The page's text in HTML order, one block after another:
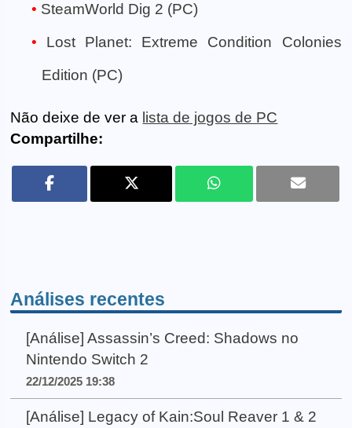
SteamWorld Dig 2 (PC)
Lost Planet: Extreme Condition Colonies
Edition (PC)
Não deixe de ver a lista de jogos de PC
Compartilhe:
Análises recentes
[Análise] Assassin’s Creed: Shadows no
Nintendo Switch 2
22/12/2025 19:38
[Análise] Legacy of Kain:Soul Reaver 1 & 2